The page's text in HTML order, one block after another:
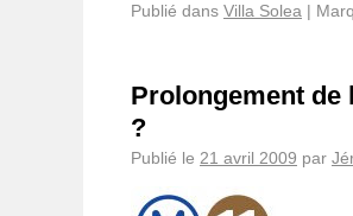
Publié dans Villa Solea |
Prolongement de
?
Publié le 21 avril 2009 par